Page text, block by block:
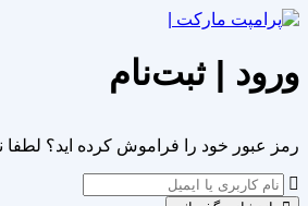
ورود | ثبت‌نام
رمز عبور خود را فراموش کرده اید؟ لطفا